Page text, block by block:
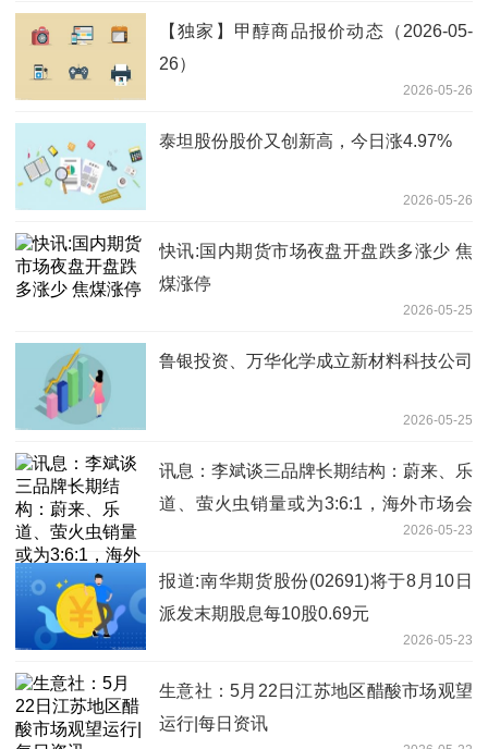
【独家】甲醇商品报价动态（2026-05-
26）
2026-05-26
泰坦股份股价又创新高，今日涨4.97%
2026-05-26
快讯:国内期货市场夜盘开盘跌多涨少 焦
煤涨停
2026-05-25
鲁银投资、万华化学成立新材料科技公司
2026-05-25
讯息：李斌谈三品牌长期结构：蔚来、乐
道、萤火虫销量或为3:6:1，海外市场会
2026-05-23
报道:南华期货股份(02691)将于8月10日
派发末期股息每10股0.69元
2026-05-23
生意社：5月22日江苏地区醋酸市场观望
运行|每日资讯